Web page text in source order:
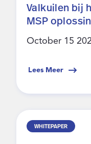
Valkuilen bij
MSP
October 15
Lees Meer
WHITEPAPER